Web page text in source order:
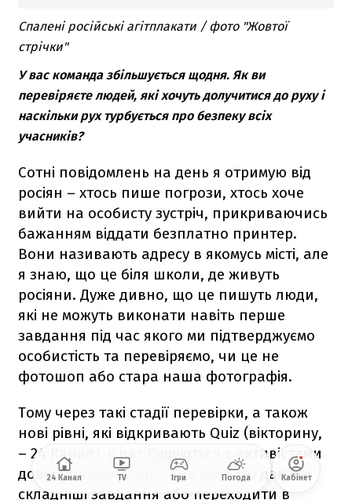
Спалені російські агітплакати / фото "Жовтої
стрічки"
У вас команда збільшується щодня. Як ви
перевіряєте людей, які хочуть долучитися до руху і
наскільки рух турбується про безпеку всіх
учасників?
Сотні повідомлень на день я отримую від
росіян – хтось пише погрози, хтось хоче
вийти на особисту зустріч, прикриваючись
бажанням віддати безплатно принтер.
Вони називають адресу в якомусь місті, але
я знаю, що це біля школи, де живуть
росіяни. Дуже дивно, що це пишуть люди,
які не можуть виконати навіть перше
завдання під час якого ми підтверджуємо
особистість та перевіряємо, чи це не
фотошоп або стара наша фотографія.
Тому через такі стадії перевірки, а також
нові рівні, які відкривають Quiz (вікторину,
– 24 Канал), у нас будуються з активістами
довірливі відносини, і ми можемо давати
складніші завдання або переходити в
24 Канал TV Ігри Погода Кабінет